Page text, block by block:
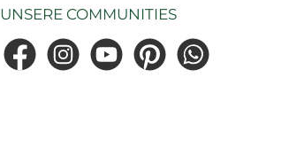
UNSERE COMMUNITIES
FacebookInstagramYouTubePinterestWhatsApp